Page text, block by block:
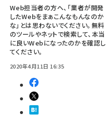
Web担当者の方へ、「業者が開発
したWebをまぁこんなもんなのか
な」とは思わないでください。無料
のツールやネットで検索して、本当
に良いWebになったのかを確認し
てください。
2020年4月11日 16:35